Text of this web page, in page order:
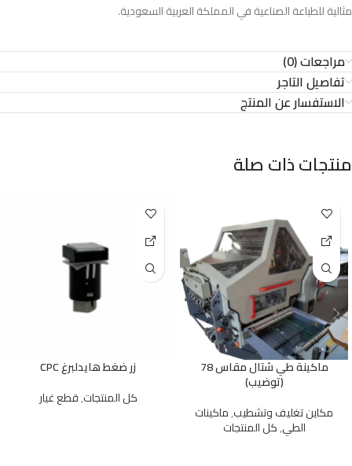
مثالية للطباعة الصناعية في المملكة العربية السعودية.
مراجعات (0)
تفاصيل التاجر
الاستفسار عن المنتج
منتجات ذات صلة
ماكينة طي شتال مقاس 78
(توضيب)
مكاين تغليف وتشطيب,ماكينات
الطي,كل المنتجات
زر ضغط هايدلبرغ CPC
كل المنتجات,قطع غيار